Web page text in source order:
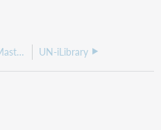
U.S. Documents Masterfile UN-iLibrary